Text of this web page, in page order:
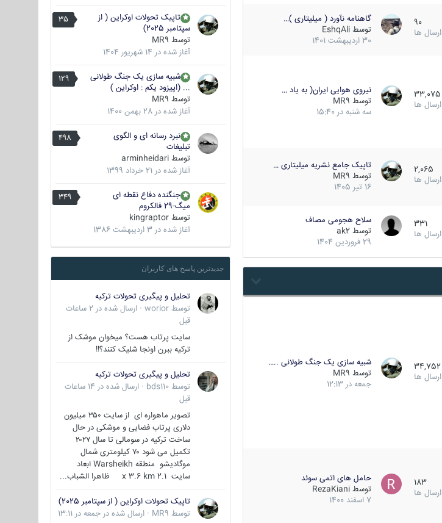
90
ارسال ها
گاهنامه نآورد ( میلیتاری )…
توسط EshqAli
30 اردیبهشت 1401
33,075
ارسال ها
نیروی هوایی ایران( به یاد …
توسط MR9
سه شنبه در 15:40
2,065
ارسال ها
تاپیک جامع نشریه میلیتاری …
توسط MR9
16 تیر 1405
331
ارسال ها
سلاح هجومی مصاف
توسط ak2
29 فروردین 1404
34,752
ارسال ها
شبیه سازی یک جنگ طولانی ..…
توسط MR9
جمعه در 12:13
183
ارسال ها
حامل های اتمی سوئد
توسط RezaKiani
7 اسفند 1400
35
تاپیک تحولات اوکراین ( از
سپتامبر 2025)
توسط MR9
آغاز شده در 14 شهریور 1404
129
شبیه سازی یک جنگ طولانی
... (اپیزود یکم : اوکراین )
توسط MR9
آغاز شده در 28 بهمن 1400
498
نبرد رسانه ای و الگوی
تبلیغات
توسط arminheidari
آغاز شده در 21 خرداد 1399
349
جنگنده دفاع نقطه ای
میگ-29 فالکروم
توسط kingraptor
آغاز شده در 3 اردیبهشت 1386
جدیدترین پاسخ های کاربران
تحلیل و پیگیری تحولات ترکیه
توسط worior
· ارسال شده در 2 ساعات
قبل
سایت پرتاب هست؟ میخوان موشک از
ترکیه ببرن اونجا شلیک کنند؟!!
تحلیل و پیگیری تحولات ترکیه
توسط bds110
· ارسال شده در
14 ساعات
قبل
تصویر ماهواره ای از سایت ۳۵۰ میلیون
دلاری پرتاب فضایی و موشکی در حال
ساخت ترکیه در سومالی تا سال ۲۰۲۷
تکمیل می شود ۷۰ کیلومتری شمال
موگادیشو منطقه Warsheikh ابعاد
سایت 2.1 x 3.6 km ظاهرا الشباب...
تاپیک تحولات اوکراین ( از سپتامبر 2025)
توسط MR9
· ارسال شده در جمعه در 13:11